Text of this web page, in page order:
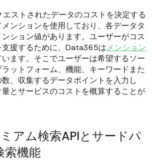
ストされたデータのコストを決定する
ンションを使用しており、各データタ
ション値があります。ユーザーがコス
支援するために、Data365はメンション
います。そこでユーザーは希望するソー
ットフォーム、機能、キーワードまた
、収集するデータポイントを入力し
とサービスのコストを概算することが
アム検索APIとサードパ
索機能